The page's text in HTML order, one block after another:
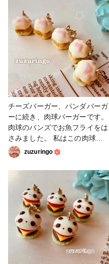
チーズバーガー、パンダバーガ
ーに続き、肉球バーガーです。
肉球のバンズでお魚フライをは
さみました。 私はこの肉球バ
ーガーがお気に入りです^_^ バ
ーガーは写真を撮るのが少し難
しい… 上から撮ると具材が見
えにくく、 具材が見えるよう
に撮るとバンズがよく見えな
い… #粘土 #ハンバーガー #
ミニチュア
zuzuringo